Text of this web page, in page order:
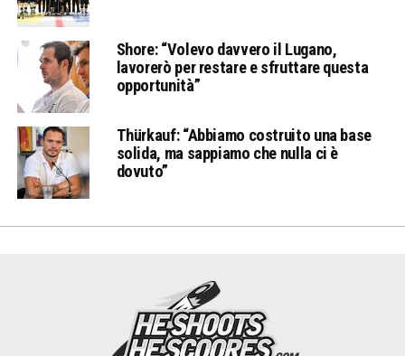
Shore: “Volevo davvero il Lugano,
lavorerò per restare e sfruttare questa
opportunità”
Thürkauf: “Abbiamo costruito una base
solida, ma sappiamo che nulla ci è
dovuto”